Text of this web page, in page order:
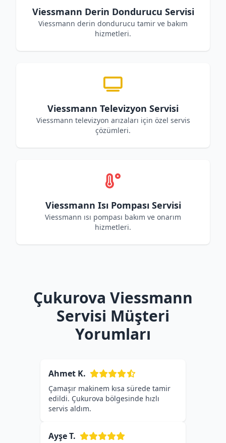
Viessmann Derin Dondurucu Servisi
Viessmann derin dondurucu tamir ve bakım
hizmetleri.
Viessmann Televizyon Servisi
Viessmann televizyon arızaları için özel servis
çözümleri.
Viessmann Isı Pompası Servisi
Viessmann ısı pompası bakım ve onarım
hizmetleri.
Çukurova Viessmann
Servisi Müşteri
Yorumları
Ahmet K.
Çamaşır makinem kısa sürede tamir
edildi. Çukurova bölgesinde hızlı
servis aldım.
Ayşe T.